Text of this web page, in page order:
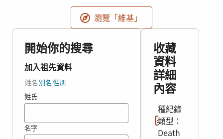
瀏覽「維基」
開始你的搜尋
加入祖先資料
姓名 別名性別
姓氏
名字
收藏
資料
詳細
內容
種紀錄
類型：
Death